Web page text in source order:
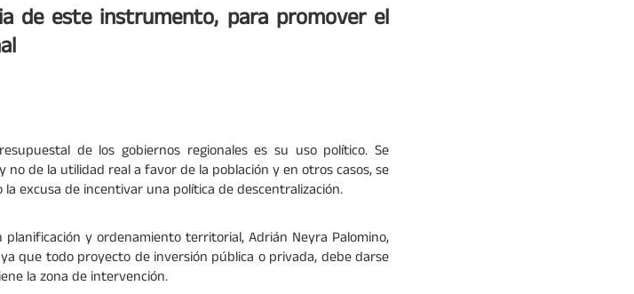
de este instrumento, para promover el
de los gobiernos regionales es su uso político. Se
de la utilidad real a favor de la población y en otros casos, se
excusa de incentivar una política de descentralización.
y ordenamiento territorial, Adrián Neyra Palomino,
que todo proyecto de inversión pública o privada, debe darse
la zona de intervención.